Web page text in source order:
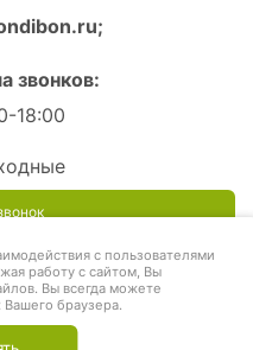
звонков:
18:00
с пользователями
работу с сайтом, Вы
Вы всегда можете
браузера.